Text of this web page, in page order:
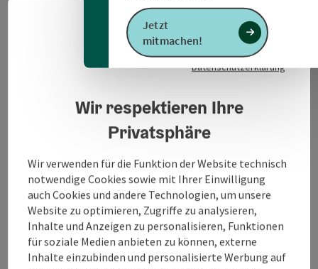
Jetzt
mitmachen!
Spielgeräte für jüngere Kinder, mit Sitzgelegenheiten
Kontakt
Zur Website Datenschutzerklärung
Wir respektieren Ihre
Privatsphäre
Wir verwenden für die Funktion der Website technisch
notwendige Cookies sowie mit Ihrer Einwilligung
auch Cookies und andere Technologien, um unsere
Website zu optimieren, Zugriffe zu analysieren,
Inhalte und Anzeigen zu personalisieren, Funktionen
für soziale Medien anbieten zu können, externe
Inhalte einzubinden und personalisierte Werbung auf